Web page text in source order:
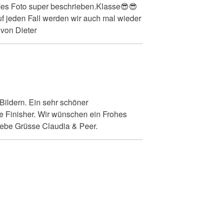
Foto super beschrieben.Klasse😎😎
jeden Fall werden wir auch mal wieder
Dieter
Ein sehr schöner
Wir wünschen ein Frohes
Grüsse Claudia & Peer.